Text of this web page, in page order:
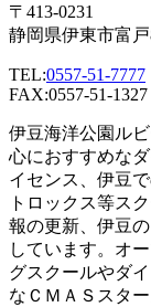
〒413-0231
静岡県伊東市富戸
TEL:0557-51-7777
FAX:0557-51-1327
伊豆海洋公園ル
心におすすめな
イセンス、伊豆
トロックス等ス
報の更新、伊豆
しています。オ
グスクールやダ
なＣＭＡＳスタ